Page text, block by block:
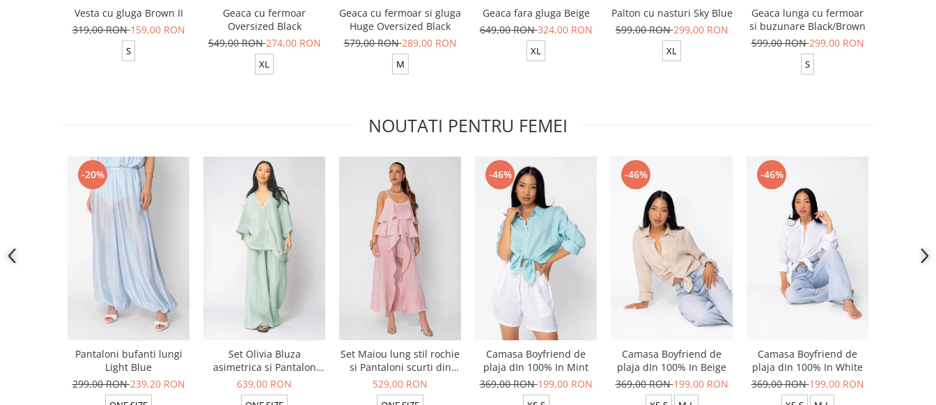
Vesta cu gluga Brown II
319,00 RON159,00 RON
S
Geaca cu fermoar
Oversized Black
549,00 RON274,00 RON
XL
Geaca cu fermoar si gluga
Huge Oversized Black
579,00 RON289,00 RON
M
Geaca fara gluga Beige
649,00 RON324,00 RON
XL
Palton cu nasturi Sky Blue
599,00 RON299,00 RON
XL
Geaca lunga cu fermoar
si buzunare Black/Brown
599,00 RON299,00 RON
S
NOUTATI PENTRU FEMEI
-20%
Pantaloni bufanti lungi
Light Blue
299,00 RON239,20 RON
Set Olivia Bluza
asimetrica si Pantalon
lung din 100% in Light
Olive
639,00 RON
Set Maiou lung stil rochie
si Pantaloni scurti din
100% in Rose
529,00 RON
-46%
Camasa Boyfriend de
plaja dIn 100% In Mint
369,00 RON199,00 RON
-46%
Camasa Boyfriend de
plaja dIn 100% In Beige
369,00 RON199,00 RON
-46%
Camasa Boyfriend de
plaja dIn 100% In White
369,00 RON199,00 RON